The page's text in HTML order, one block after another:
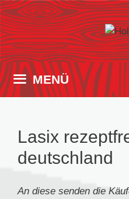
Zum
Inhalt
springen
MENÜ
Lasix
deutschland
An diese senden die